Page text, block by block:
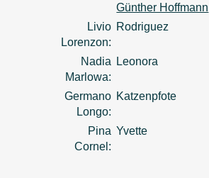
Günther Hoffmann
Livio
Lorenzon:
Rodriguez
Nadia
Marlowa:
Leonora
Germano
Longo:
Katzenpfote
Pina
Cornel:
Yvette